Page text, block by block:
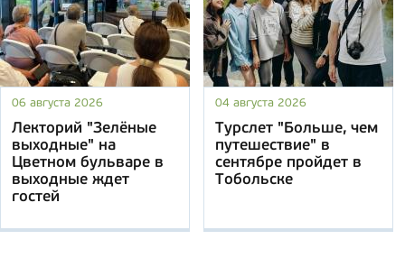
06 августа 2026
Лекторий "Зелёные
выходные" на
Цветном бульваре в
выходные ждет
гостей
04 августа 2026
Турслет "Больше, чем
путешествие" в
сентябре пройдет в
Тобольске